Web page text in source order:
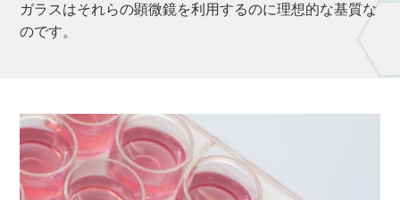
ガラスはそれらの顕微鏡を利用するのに理想的な基質な
のです。